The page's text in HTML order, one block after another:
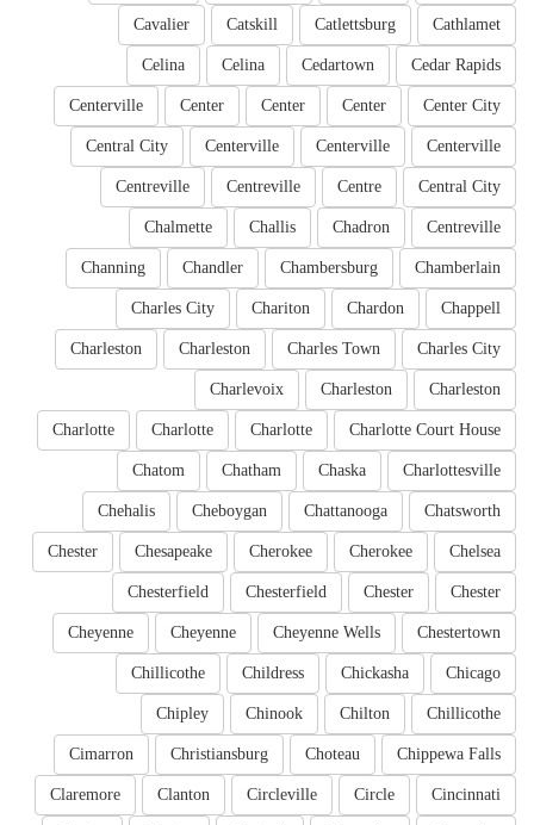
Cathlamet
Catlettsburg
Catskill
Cavalier
Cedar Rapids
Cedartown
Celina
Celina
Center City
Center
Center
Center
Centerville
Centerville
Centerville
Centerville
Central City
Central City
Centre
Centreville
Centreville
Centreville
Chadron
Challis
Chalmette
Chamberlain
Chambersburg
Chandler
Channing
Chappell
Chardon
Chariton
Charles City
Charles City
Charles Town
Charleston
Charleston
Charleston
Charleston
Charlevoix
Charlotte Court House
Charlotte
Charlotte
Charlotte
Charlottesville
Chaska
Chatham
Chatom
Chatsworth
Chattanooga
Cheboygan
Chehalis
Chelsea
Cherokee
Cherokee
Chesapeake
Chester
Chester
Chester
Chesterfield
Chesterfield
Chestertown
Cheyenne Wells
Cheyenne
Cheyenne
Chicago
Chickasha
Childress
Chillicothe
Chillicothe
Chilton
Chinook
Chipley
Chippewa Falls
Choteau
Christiansburg
Cimarron
Cincinnati
Circle
Circleville
Clanton
Claremore